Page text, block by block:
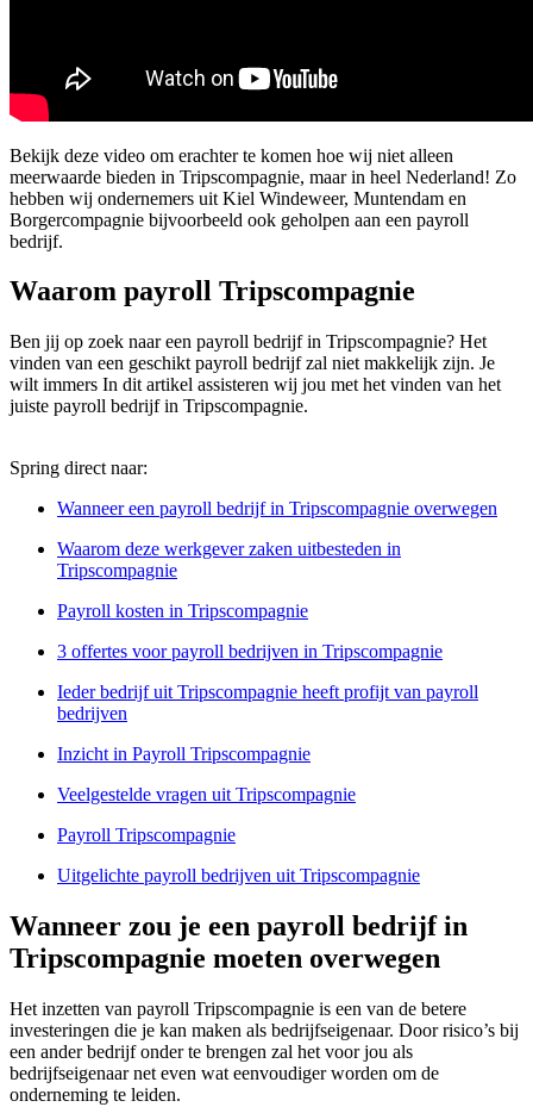
Bekijk deze video om erachter te komen hoe wij niet alleen
meerwaarde bieden in Tripscompagnie, maar in heel Nederland! Zo
hebben wij ondernemers uit Kiel Windeweer, Muntendam en
Borgercompagnie bijvoorbeeld ook geholpen aan een payroll
bedrijf.
Waarom payroll Tripscompagnie
Ben jij op zoek naar een payroll bedrijf in Tripscompagnie? Het
vinden van een geschikt payroll bedrijf zal niet makkelijk zijn. Je
wilt immers In dit artikel assisteren wij jou met het vinden van het
juiste payroll bedrijf in Tripscompagnie.
Spring direct naar:
Wanneer een payroll bedrijf in Tripscompagnie overwegen
Waarom deze werkgever zaken uitbesteden in
Tripscompagnie
Payroll kosten in Tripscompagnie
3 offertes voor payroll bedrijven in Tripscompagnie
Ieder bedrijf uit Tripscompagnie heeft profijt van payroll
bedrijven
Inzicht in Payroll Tripscompagnie
Veelgestelde vragen uit Tripscompagnie
Payroll Tripscompagnie
Uitgelichte payroll bedrijven uit Tripscompagnie
Wanneer zou je een payroll bedrijf in
Tripscompagnie moeten overwegen
Het inzetten van payroll Tripscompagnie is een van de betere
investeringen die je kan maken als bedrijfseigenaar. Door risico’s bij
een ander bedrijf onder te brengen zal het voor jou als
bedrijfseigenaar net even wat eenvoudiger worden om de
onderneming te leiden.